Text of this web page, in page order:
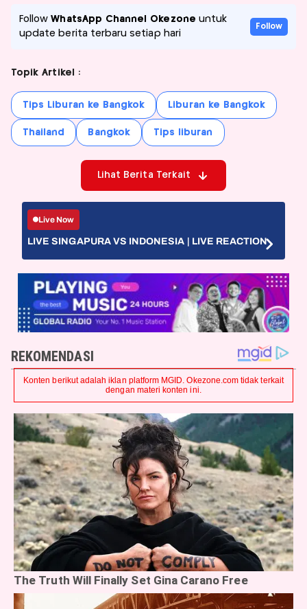
FollowWhatsApp Channel Okezone untuk
update berita terbaru setiap hari
Follow
Topik Artikel :
Tips Liburan ke Bangkok Liburan ke Bangkok
Thailand Bangkok Tips liburan
Lihat Berita Terkait
Live Now
LIVE SINGAPURA VS INDONESIA | LIVE REACTION